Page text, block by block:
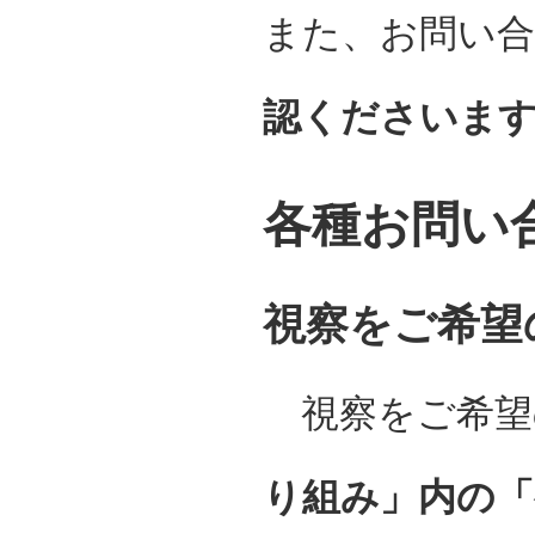
また、お問い
認くださいま
各種お問い
視察をご希
視察をご希
り組み」内の